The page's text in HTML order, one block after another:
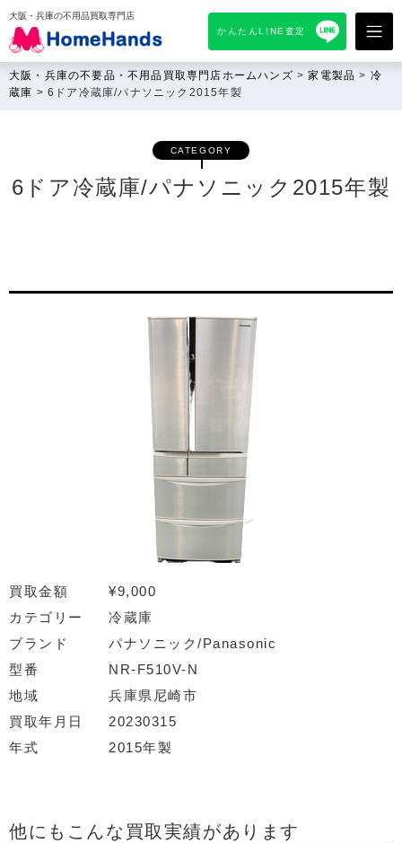
大阪・兵庫の不用品買取専門店
かんたんLINE査定
大阪・兵庫の不要品・不用品買取専門店ホームハンズ >家電製品 > 冷
蔵庫 >6ドア冷蔵庫/パナソニック2015年製
CATEGORY
6ドア冷蔵庫/パナソニック2015年製
買取金額
¥9,000
カテゴリー
冷蔵庫
ブランド
パナソニック/Panasonic
型番
NR-F510V-N
地域
兵庫県尼崎市
買取年月日
20230315
年式
2015年製
他にもこんな買取実績があります